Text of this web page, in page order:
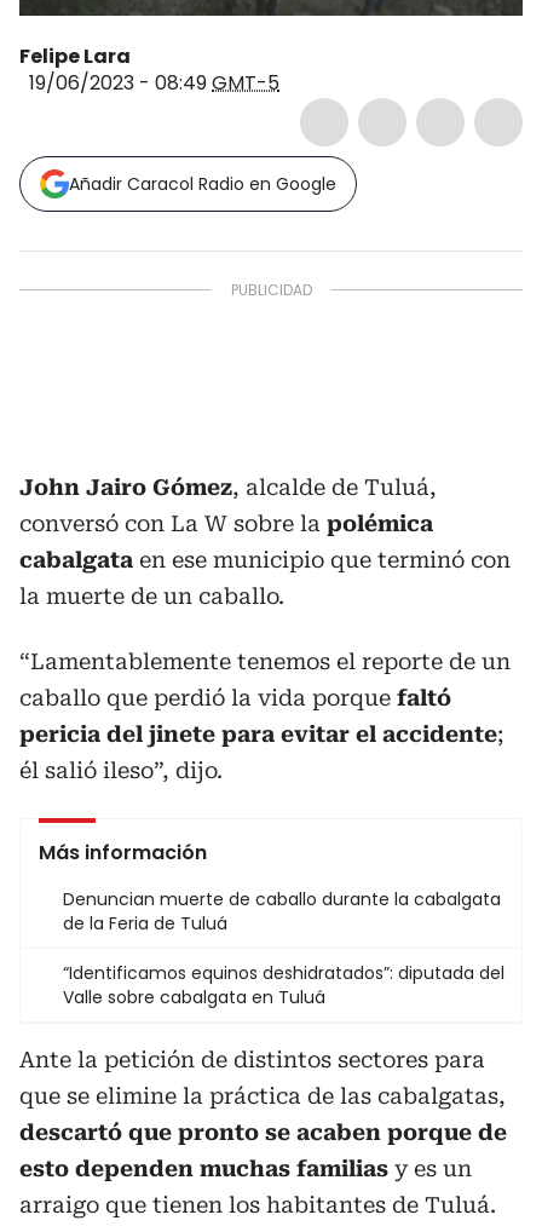
Felipe Lara
19/06/2023 - 08:49GMT-5
Añadir Caracol Radio en Google
John Jairo Gómez, alcalde de Tuluá,
conversó con La W sobre la polémica
cabalgata en ese municipio que terminó con
la muerte de un caballo.
“Lamentablemente tenemos el reporte de un
caballo que perdió la vida porque faltó
pericia del jinete para evitar el accidente;
él salió ileso”, dijo.
Más información
Denuncian muerte de caballo durante la cabalgata
de la Feria de Tuluá
“Identificamos equinos deshidratados”: diputada del
Valle sobre cabalgata en Tuluá
Ante la petición de distintos sectores para
que se elimine la práctica de las cabalgatas,
descartó que pronto se acaben porque de
esto dependen muchas familias y es un
arraigo que tienen los habitantes de Tuluá.